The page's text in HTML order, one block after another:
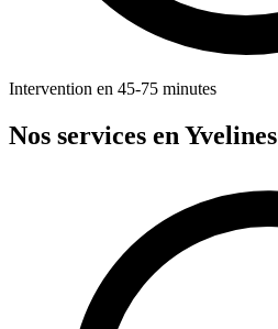
Intervention en 45-75 minutes
Nos services en Yvelines